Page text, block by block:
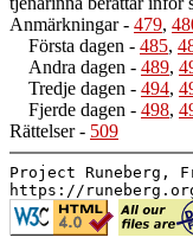
Anmärkningar- 479,
Första dagen - 485,
Andra dagen - 489,
Tredje dagen - 494,
Fjerde dagen - 498,
Rättelser- 509
Project Runeberg,
https://